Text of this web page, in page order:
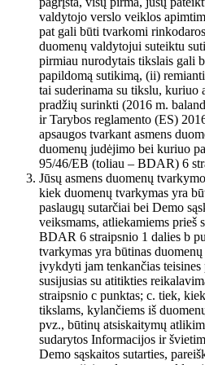
valdytojo verslo veiklos
pat gali būti tvarkomi
duomenų valdytojui suteiktu
pirmiau nurodytais tikslais gali
papildomą sutikimą, (ii)
tai suderinama su tikslu, kuriuo
pradžių surinkti (2016 m.
ir Tarybos reglamento (ES)
apsaugos tvarkant asmens
duomenų judėjimo bei kuriuo
95/46/EB (toliau – BDAR) 6
Jūsų asmens duomenų
kiek duomenų tvarkymas yra
paslaugų sutarčiai bei Demo
veiksmams, atliekamiems prieš
BDAR 6 straipsnio 1 dalies b
tvarkymas yra būtinas
įvykdyti jam tenkančias
susijusias su atitikties
straipsnio c punktas; c. tiek,
tikslams, kylančiems iš
pvz., būtinų atsiskaitymų
sudarytos Informacijos ir
Demo sąskaitos sutarties,